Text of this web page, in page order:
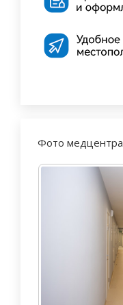
Фото медцентра